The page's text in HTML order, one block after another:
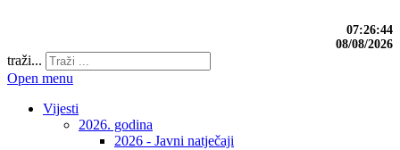
07:26:45
08/08/2026
traži...
Open menu
Vijesti
2026. godina
2026 - Javni natječaji